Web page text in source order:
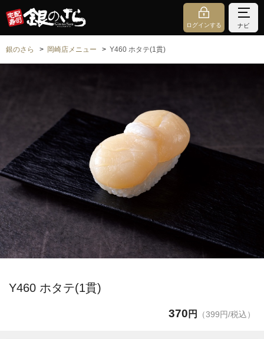
ログインする ナビ
銀のさら 岡崎店メニュー Y460 ホタテ(1貫)
Y460 ホタテ(1貫)
370 円 （399円/税込）